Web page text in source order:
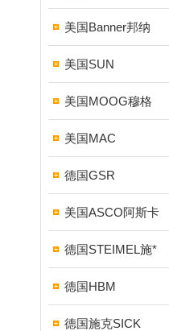
美国Banner邦纳
美国SUN
美国MOOG穆格
美国MAC
德国GSR
美国ASCO阿斯卡
德国STEIMEL施*
德国HBM
德国施克SICK